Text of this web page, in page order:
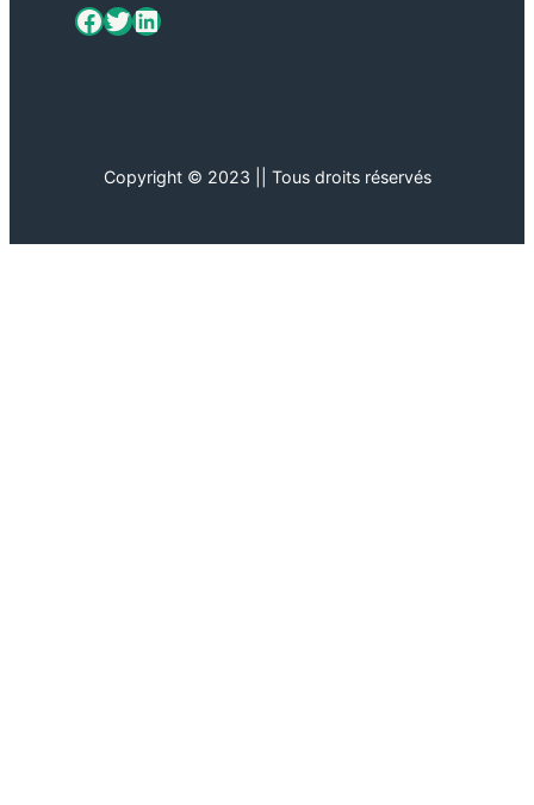
ViaMétiers sur Facebook Twitter LinkedIn
Copyright © 2023 || Tous droits réservés